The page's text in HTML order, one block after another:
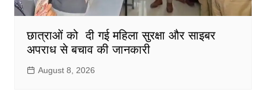
छात्राओं को दी गई महिला सुरक्षा और साइबर
अपराध से बचाव की जानकारी
August 8, 2026